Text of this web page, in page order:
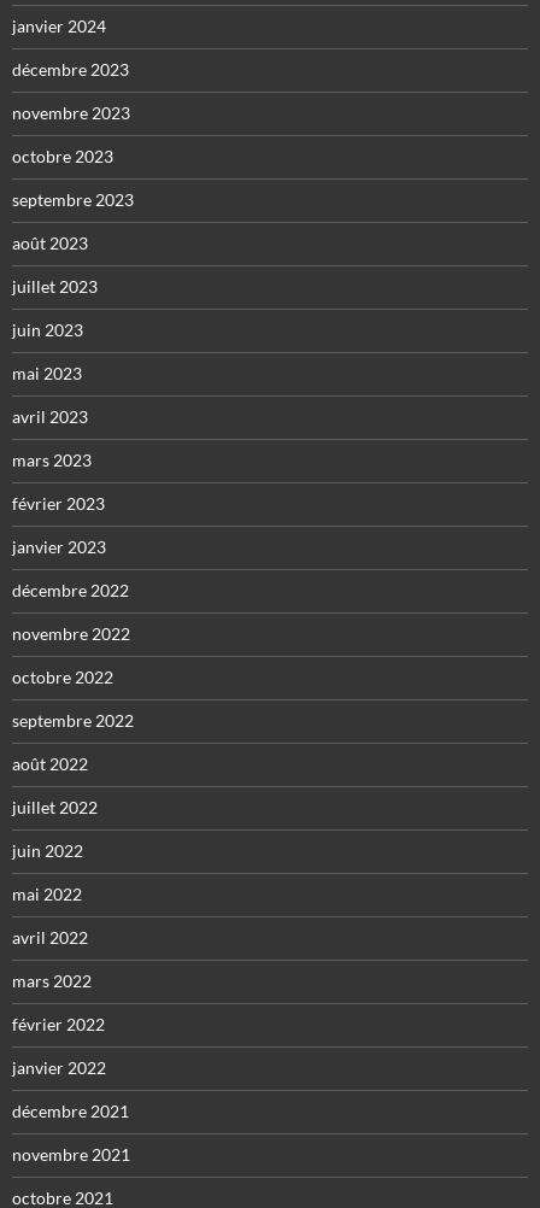
janvier 2024
décembre 2023
novembre 2023
octobre 2023
septembre 2023
août 2023
juillet 2023
juin 2023
mai 2023
avril 2023
mars 2023
février 2023
janvier 2023
décembre 2022
novembre 2022
octobre 2022
septembre 2022
août 2022
juillet 2022
juin 2022
mai 2022
avril 2022
mars 2022
février 2022
janvier 2022
décembre 2021
novembre 2021
octobre 2021